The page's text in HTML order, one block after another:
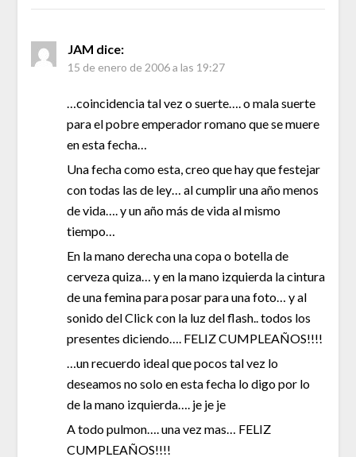
JAM dice:
15 de enero de 2006 a las 19:27
…coincidencia tal vez o suerte…. o mala suerte
para el pobre emperador romano que se muere
en esta fecha…
Una fecha como esta, creo que hay que festejar
con todas las de ley… al cumplir una año menos
de vida…. y un año más de vida al mismo
tiempo…
En la mano derecha una copa o botella de
cerveza quiza… y en la mano izquierda la cintura
de una femina para posar para una foto… y al
sonido del Click con la luz del flash.. todos los
presentes diciendo…. FELIZ CUMPLEAÑOS!!!!
…un recuerdo ideal que pocos tal vez lo
deseamos no solo en esta fecha lo digo por lo
de la mano izquierda…. je je je
A todo pulmon…. una vez mas… FELIZ
CUMPLEAÑOS!!!!